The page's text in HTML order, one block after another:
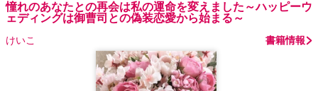
憧れのあなたとの再会は私の運命を変えました～ハッピーウ
ェディングは御曹司との偽装恋愛から始まる～
けいこ 書籍情報